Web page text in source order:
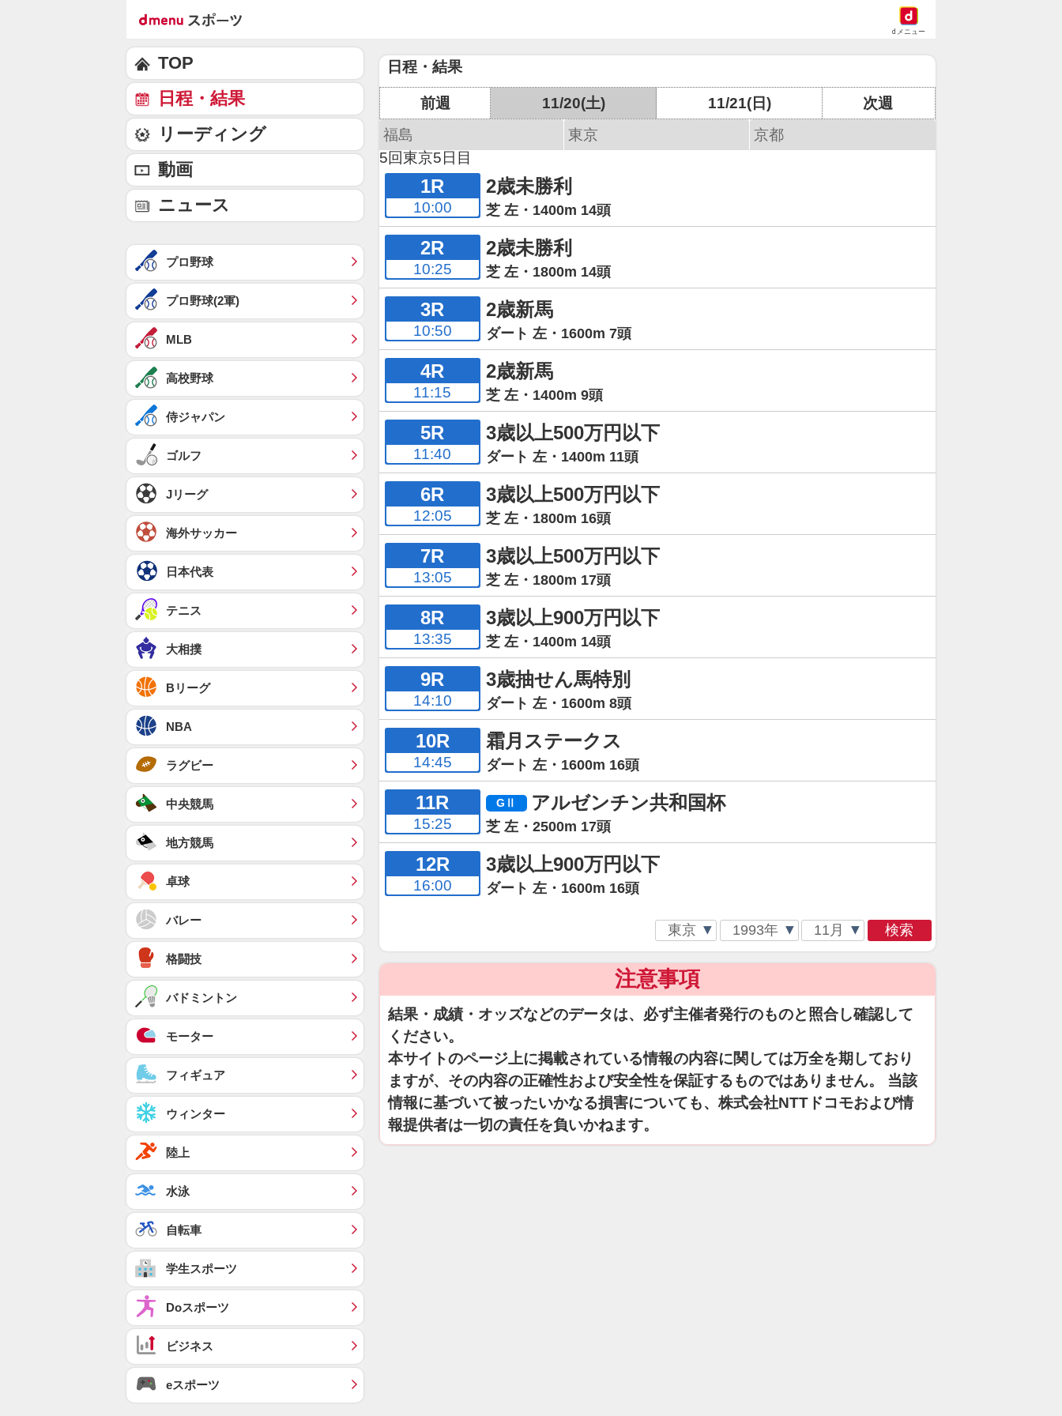
dメニュー
日程・結果
前週 11/20(土) 11/21(日)
次週
福島
東京
京都
5回東京5日目
1R
10:00
2歳未勝利
芝 左・1400m 14頭
2R
10:25
2歳未勝利
芝 左・1800m 14頭
3R
10:50
2歳新馬
ダート 左・1600m 7頭
4R
11:15
2歳新馬
芝 左・1400m 9頭
5R
11:40
3歳以上500万円以下
ダート 左・1400m 11頭
6R
12:05
3歳以上500万円以下
芝 左・1800m 16頭
7R
13:05
3歳以上500万円以下
芝 左・1800m 17頭
8R
13:35
3歳以上900万円以下
芝 左・1400m 14頭
9R
14:10
3歳抽せん馬特別
ダート 左・1600m 8頭
10R
14:45
霜月ステークス
ダート 左・1600m 16頭
11R
15:25
アルゼンチン共和国杯
芝 左・2500m 17頭
12R
16:00
3歳以上900万円以下
ダート 左・1600m 16頭
検索
注意事項
結果・成績・オッズなどのデータは、必ず主催者発行のものと照合し確認して
ください。
本サイトのページ上に掲載されている情報の内容に関しては万全を期しており
ますが、その内容の正確性および安全性を保証するものではありません。 当該
情報に基づいて被ったいかなる損害についても、株式会社NTTドコモおよび情
報提供者は一切の責任を負いかねます。
TOP
日程・結果
リーディング
動画
ニュース
プロ野球
プロ野球(2軍)
MLB
高校野球
侍ジャパン
ゴルフ
Jリーグ
海外サッカー
日本代表
テニス
大相撲
Bリーグ
NBA
ラグビー
中央競馬
地方競馬
卓球
バレー
格闘技
バドミントン
モーター
フィギュア
ウィンター
陸上
水泳
自転車
学生スポーツ
Doスポーツ
ビジネス
eスポーツ